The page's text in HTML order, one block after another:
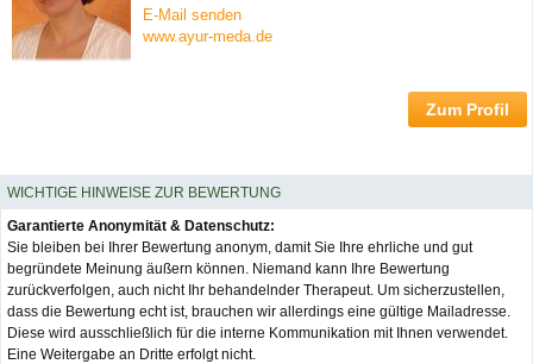
E-Mail senden
www.ayur-meda.de
Zum Profil
WICHTIGE HINWEISE ZUR BEWERTUNG
Garantierte Anonymität & Datenschutz:
Sie bleiben bei Ihrer Bewertung anonym, damit Sie Ihre ehrliche und gut
begründete Meinung äußern können. Niemand kann Ihre Bewertung
zurückverfolgen, auch nicht Ihr behandelnder Therapeut. Um sicherzustellen,
dass die Bewertung echt ist, brauchen wir allerdings eine gültige Mailadresse.
Diese wird ausschließlich für die interne Kommunikation mit Ihnen verwendet.
Eine Weitergabe an Dritte erfolgt nicht.